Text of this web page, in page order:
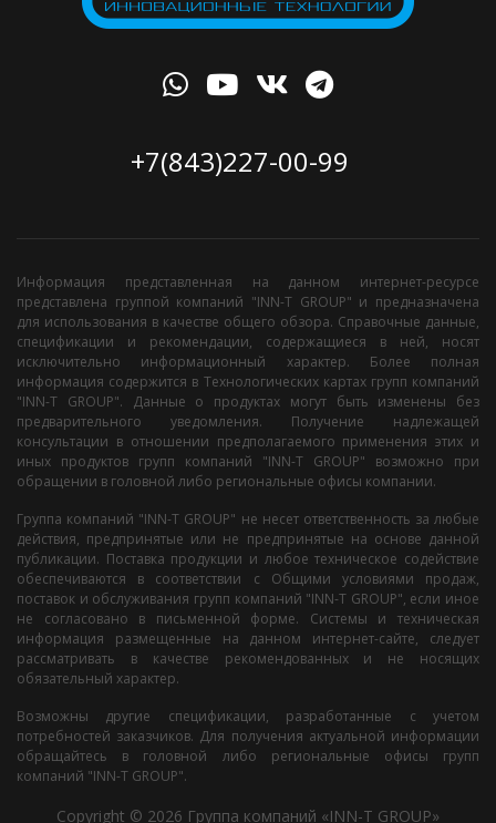
+7(843)227-00-99
Информация представленная на данном интернет-ресурсе
представлена группой компаний "INN-T GROUP" и предназначена
для использования в качестве общего обзора. Справочные данные,
спецификации и рекомендации, содержащиеся в ней, носят
исключительно информационный характер. Более полная
информация содержится в Технологических картах групп компаний
"INN-T GROUP". Данные о продуктах могут быть изменены без
предварительного уведомления. Получение надлежащей
консультации в отношении предполагаемого применения этих и
иных продуктов групп компаний "INN-T GROUP" возможно при
обращении в головной либо региональные офисы компании.
Группа компаний "INN-T GROUP" не несет ответственность за любые
действия, предпринятые или не предпринятые на основе данной
публикации. Поставка продукции и любое техническое содействие
обеспечиваются в соответствии с Общими условиями продаж,
поставок и обслуживания групп компаний "INN-T GROUP", если иное
не согласовано в письменной форме. Системы и техническая
информация размещенные на данном интернет-сайте, следует
рассматривать в качестве рекомендованных и не носящих
обязательный характер.
Возможны другие спецификации, разработанные с учетом
потребностей заказчиков. Для получения актуальной информации
обращайтесь в головной либо региональные офисы групп
компаний "INN-T GROUP".
Copyright © 2026 Группа компаний «INN-T GROUP»